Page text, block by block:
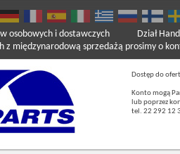
osobowych i dostawczych
sprzedażą prosimy o
Dział
Dostęp do
Konto mogą
lub poprzez
tel. 22 292 12